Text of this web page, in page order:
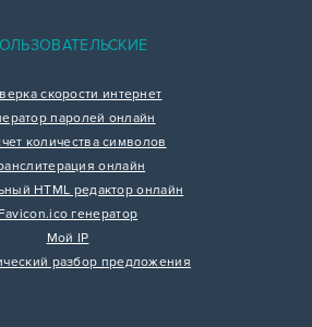
скорости интернет
паролей онлайн
количества символов
онлайн
HTML редактор онлайн
Favicon.ico генератор
Мой IP
разбор предложения